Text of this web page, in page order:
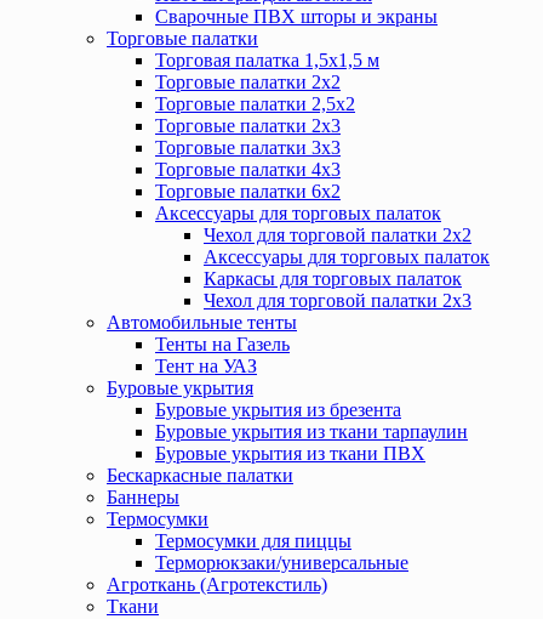
Сварочные ПВХ шторы и экраны
Торговые палатки
Торговая палатка 1,5х1,5 м
Торговые палатки 2х2
Торговые палатки 2,5х2
Торговые палатки 2х3
Торговые палатки 3х3
Торговые палатки 4х3
Торговые палатки 6х2
Аксессуары для торговых палаток
Чехол для торговой палатки 2х2
Аксессуары для торговых палаток
Каркасы для торговых палаток
Чехол для торговой палатки 2х3
Автомобильные тенты
Тенты на Газель
Тент на УАЗ
Буровые укрытия
Буровые укрытия из брезента
Буровые укрытия из ткани тарпаулин
Буровые укрытия из ткани ПВХ
Бескаркасные палатки
Баннеры
Термосумки
Термосумки для пиццы
Терморюкзаки/универсальные
Агроткань (Агротекстиль)
Ткани